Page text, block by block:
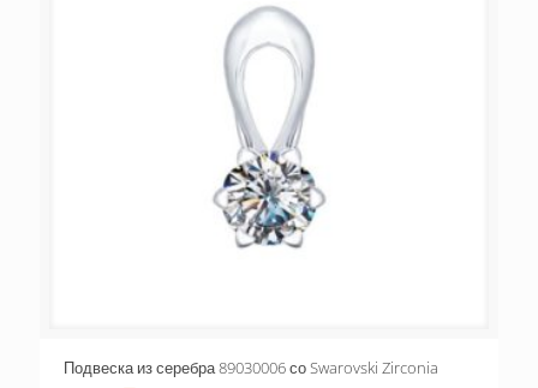
Подвеска из серебра 89030006 со Swarovski Zirconia